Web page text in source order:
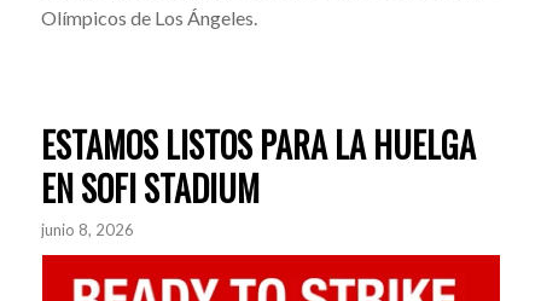
Olímpicos de Los Ángeles.
ESTAMOS LISTOS PARA LA HUELGA
EN SOFI STADIUM
junio 8, 2026